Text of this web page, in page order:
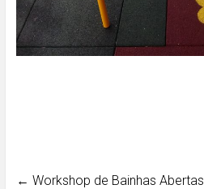
← Workshop de Bainhas Abertas